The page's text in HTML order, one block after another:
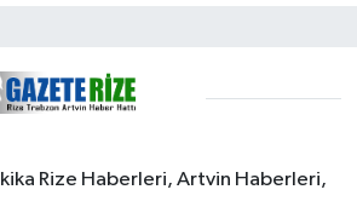
Rize Haberleri, Artvin Haberleri,